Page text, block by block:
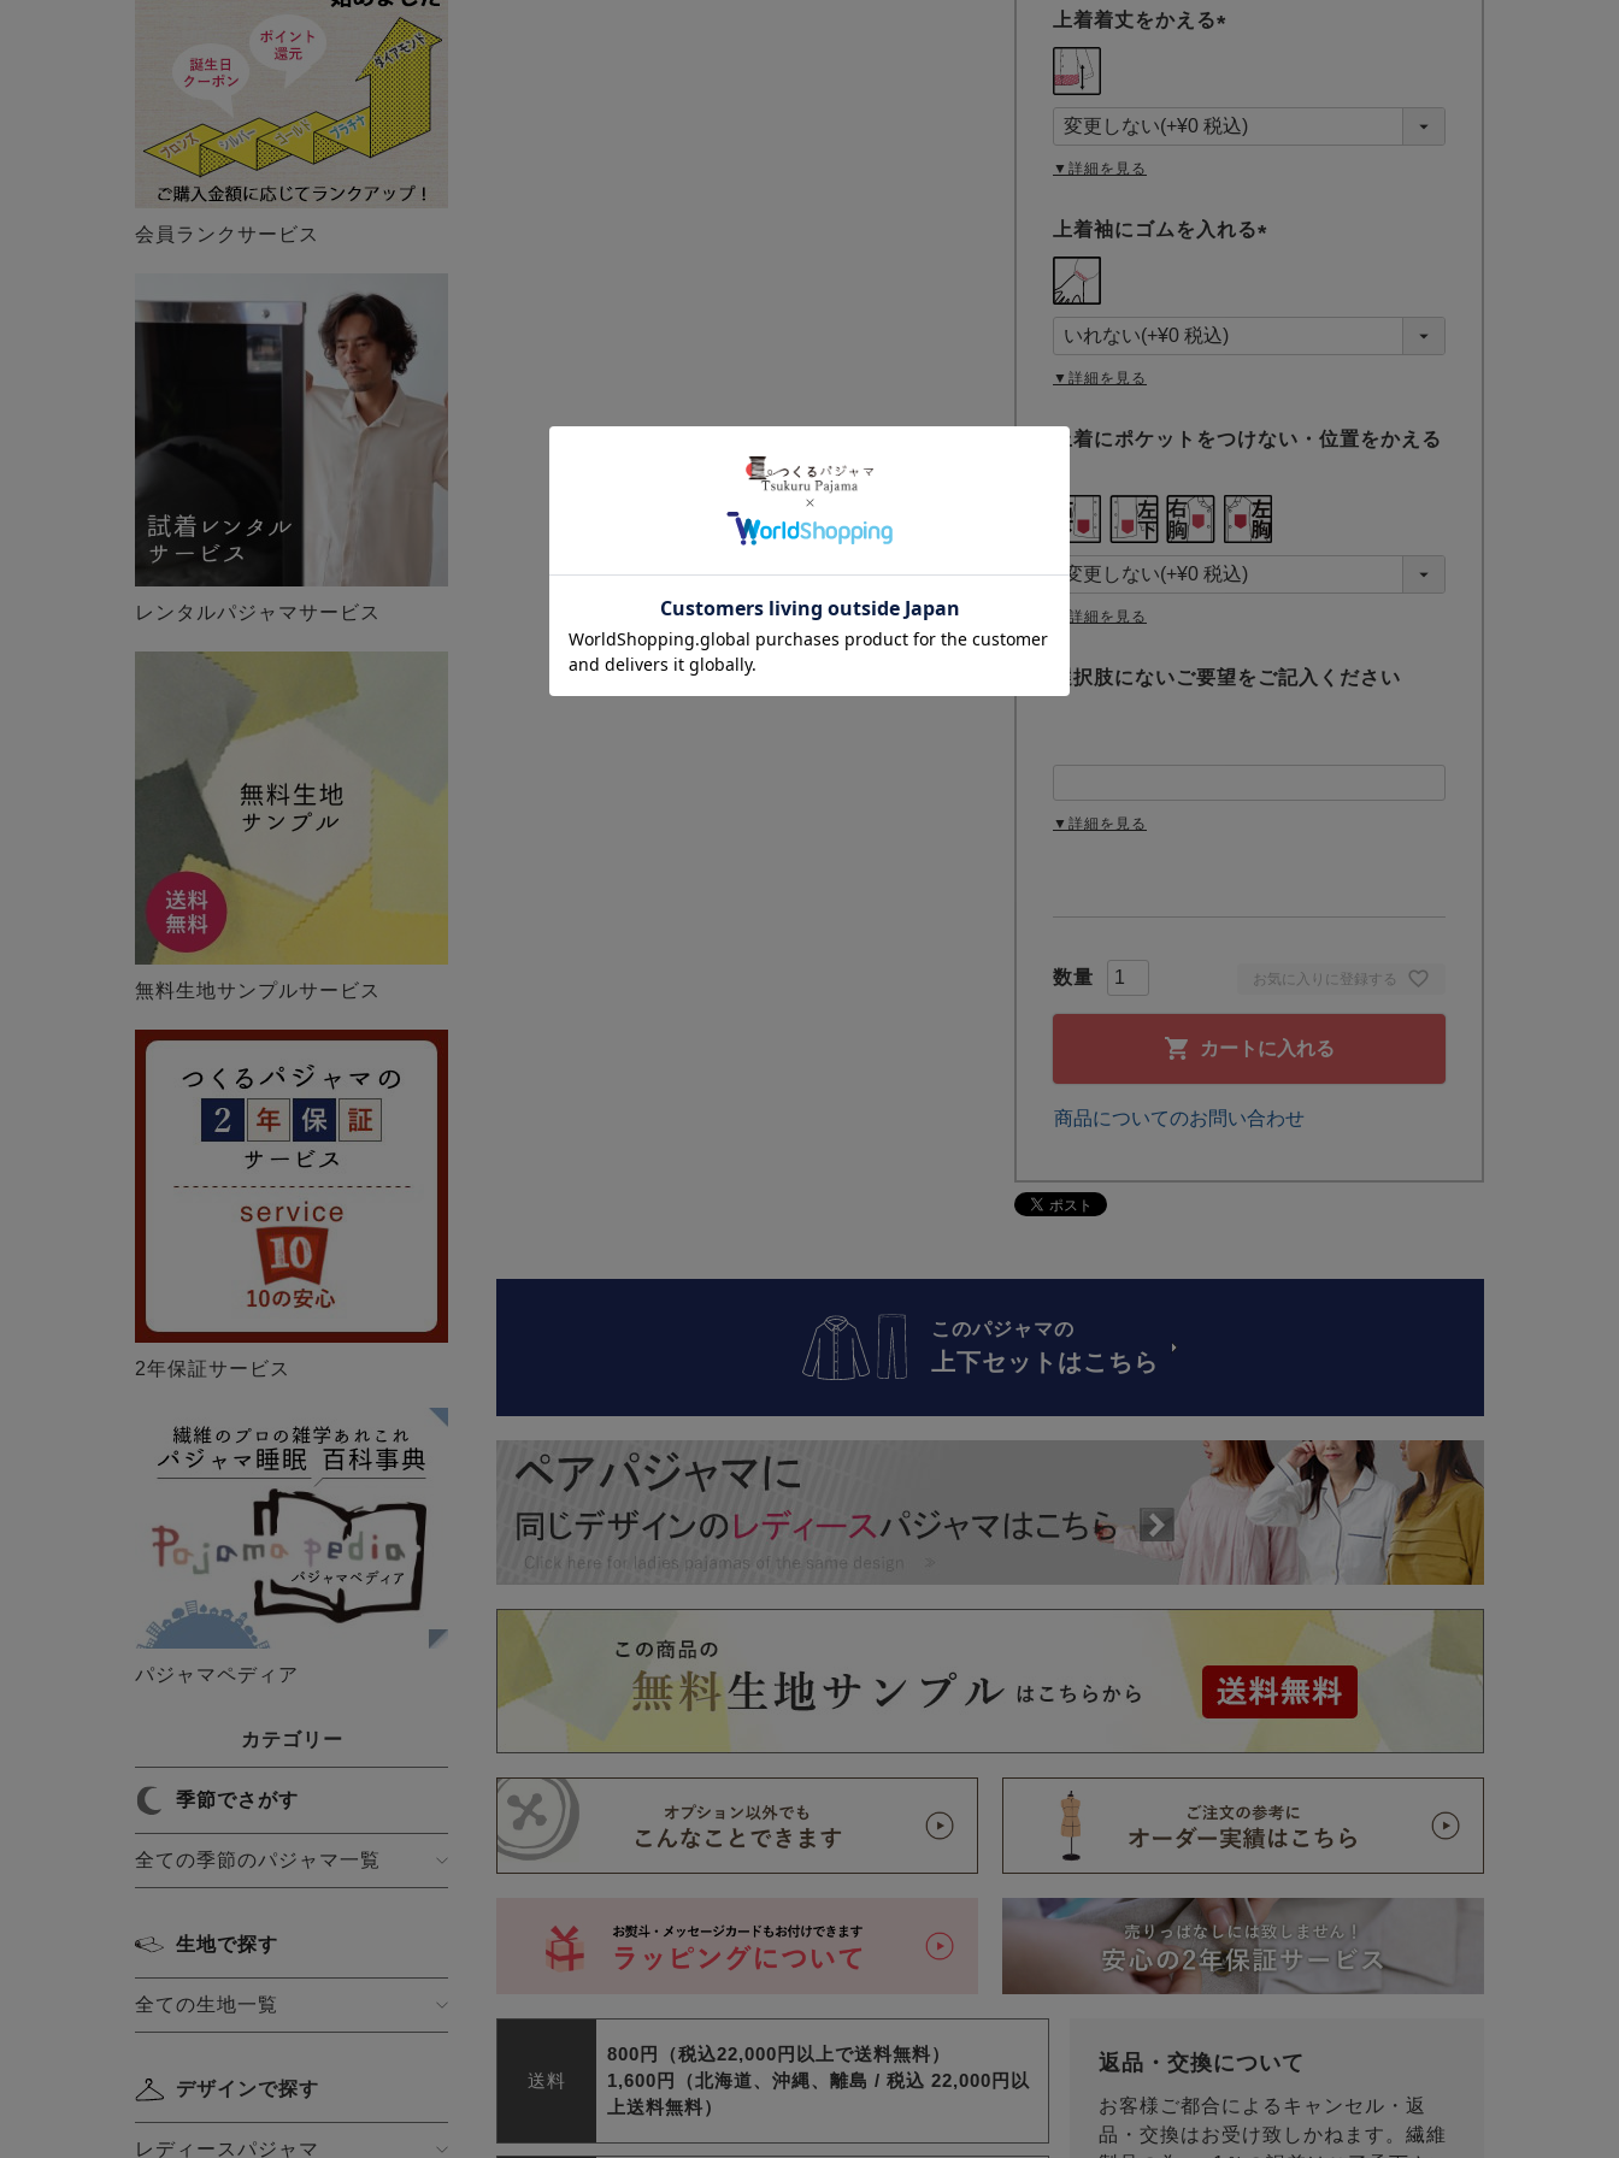
会員ランクサービス
レンタルパジャマサービス
無料生地サンプルサービス
2年保証サービス
パジャマペディア
カテゴリー
季節でさがす
全ての季節のパジャマ一覧
生地で探す
全ての生地一覧
デザインで探す
レディースパジャマ
お気に入りに登録する
カートに入れる
上着着丈をかえる
須
)
▼詳細を見る
上着袖にゴムを入れる
須
)
▼詳細を見る
上着にポケットをつけない・位置をかえる
必
須
▼詳細を見る
選択肢にないご要望をご記入ください
▼詳細を見る
商品についてのお問い合わせ
このパジャマの
上下セットはこちら
送料
800円（税込22,000円以上で送料無料）
1,600円（北海道、沖縄、離島 /税込 22,000円以
上送料無料）
返品・交換について
お客様ご都合によるキャンセル・返
品・交換はお受け致しかねます。繊維